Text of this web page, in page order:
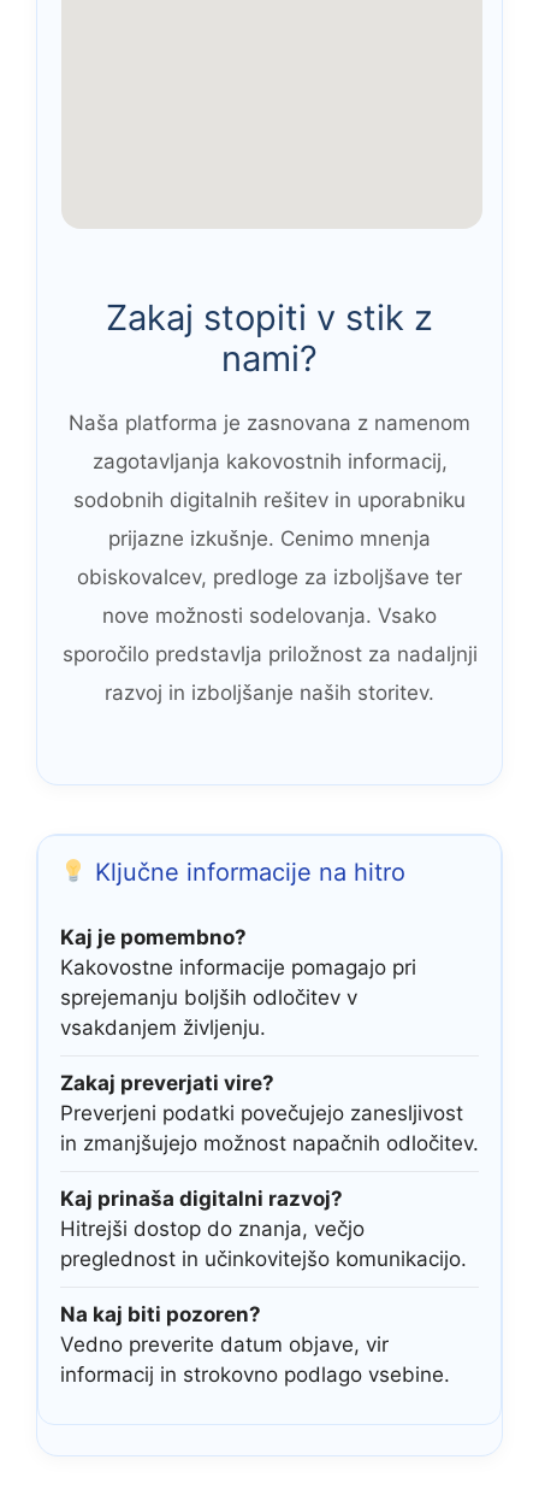
Zakaj stopiti v stik z
nami?
Naša platforma je zasnovana z namenom
zagotavljanja kakovostnih informacij,
sodobnih digitalnih rešitev in uporabniku
prijazne izkušnje. Cenimo mnenja
obiskovalcev, predloge za izboljšave ter
nove možnosti sodelovanja. Vsako
sporočilo predstavlja priložnost za nadaljnji
razvoj in izboljšanje naših storitev.
Ključne informacije na hitro
Kaj je pomembno?
Kakovostne informacije pomagajo pri
sprejemanju boljših odločitev v
vsakdanjem življenju.
Zakaj preverjati vire?
Preverjeni podatki povečujejo zanesljivost
in zmanjšujejo možnost napačnih odločitev.
Kaj prinaša digitalni razvoj?
Hitrejši dostop do znanja, večjo
preglednost in učinkovitejšo komunikacijo.
Na kaj biti pozoren?
Vedno preverite datum objave, vir
informacij in strokovno podlago vsebine.